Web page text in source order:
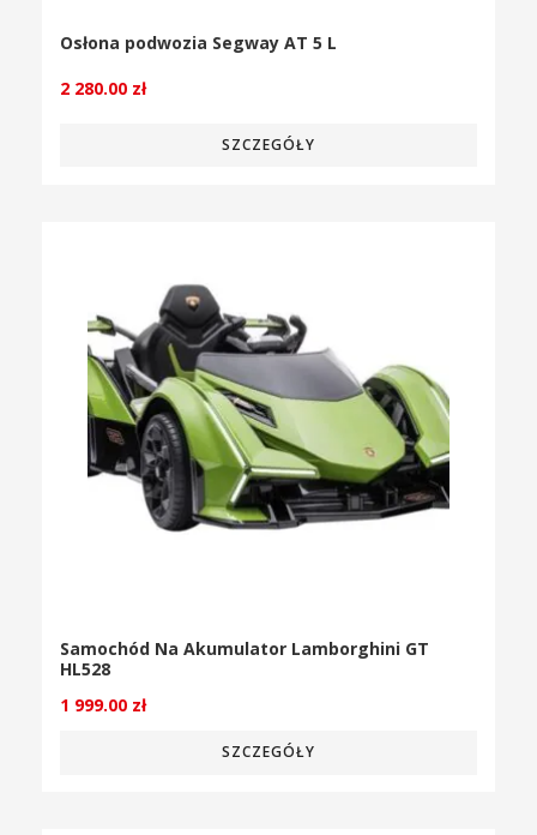
Osłona podwozia Segway AT 5 L
2 280.00 zł
SZCZEGÓŁY
Samochód Na Akumulator Lamborghini GT
HL528
1 999.00 zł
SZCZEGÓŁY